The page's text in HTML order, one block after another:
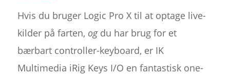
Hvis du bruger Logic Pro X til at optage live-
kilder på farten, ogdu har brug for et
bærbart controller-keyboard, er IK
Multimedia iRig Keys I/O en fantastisk one-